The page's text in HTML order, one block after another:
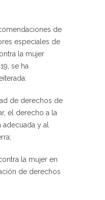
de
especiales de
la mujer
se ha
de derechos de
el derecho a la
adecuada y al
la mujer en
de derechos